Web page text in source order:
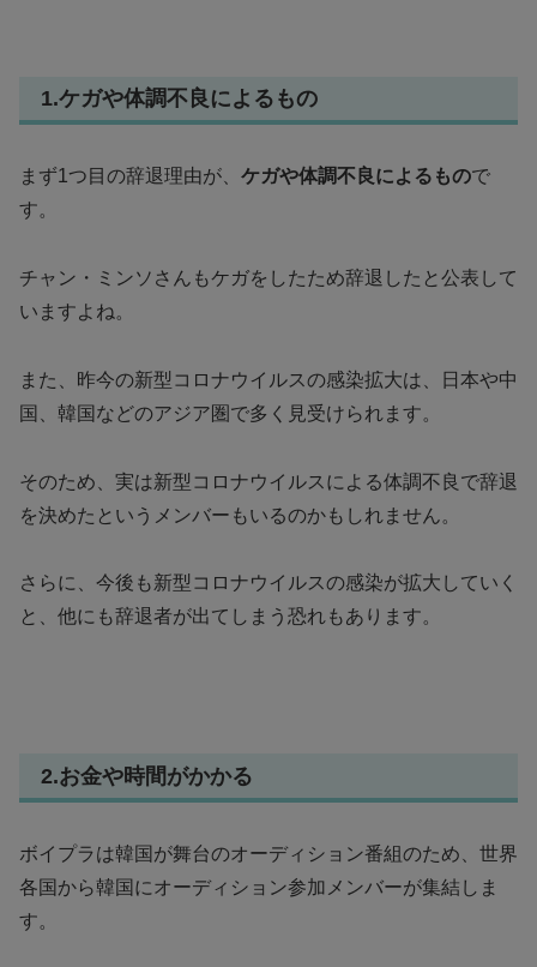
1.ケガや体調不良によるもの
まず1つ目の辞退理由が、 ケガや体調不良によるもので
す。
チャン・ミンソさんもケガをしたため辞退したと公表して
いますよね。
また、昨今の新型コロナウイルスの感染拡大は、日本や中
国、韓国などのアジア圏で多く見受けられます。
そのため、実は新型コロナウイルスによる体調不良で辞退
を決めたというメンバーもいるのかもしれません。
さらに、今後も新型コロナウイルスの感染が拡大していく
と、他にも辞退者が出てしまう恐れもあります。
2.お金や時間がかかる
ボイプラは韓国が舞台のオーディション番組のため、世界
各国から韓国にオーディション参加メンバーが集結しま
す。